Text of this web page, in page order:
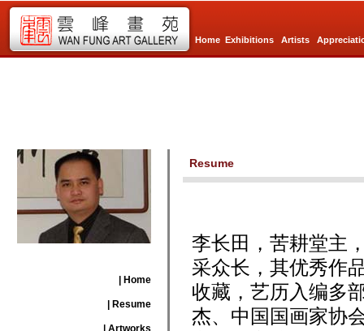
Home Exhibitions Artists
| Home
| Resume
| Artworks
Resume
李长田， 苦耕堂主
采众长，其优秀作
收藏，艺历入编多
杰、中国 国画家协